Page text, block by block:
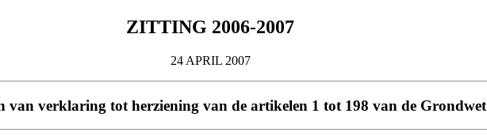
ZITTING 2006-2007
24 APRIL 2007
van verklaring tot herziening van de artikelen 1 tot 198 van de Grondwet